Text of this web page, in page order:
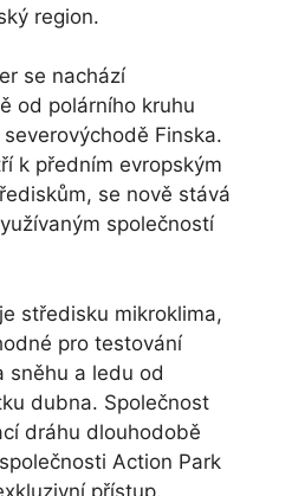
region.
se nachází
od polárního kruhu
Finska.
k předním evropským
se nově stává
společností
středisku mikroklima,
pro testování
sněhu a ledu od
dubna. Společnost
dráhu dlouhodobě
Action Park
přístup.